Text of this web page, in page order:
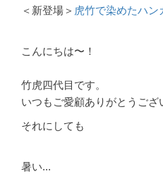
＜新登場＞ 虎竹で染めたハン
こんにちは〜！
竹虎四代目です。
いつもご愛顧ありがとうござ
それにしても
暑い...